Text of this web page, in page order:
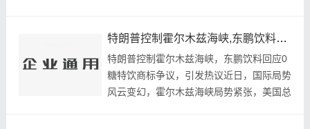
台阶，为全国高速公路服务区树立...
特朗普控制霍尔木兹海峡,东鹏饮料回应0糖特饮商标争议
特朗普控制霍尔木兹海峡，东鹏饮料回应0
糖特饮商标争议，引发热议近日，国际局势
风云变幻，霍尔木兹海峡局势紧张，美国总